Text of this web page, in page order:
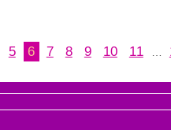
5 6 7 8 9 10 11